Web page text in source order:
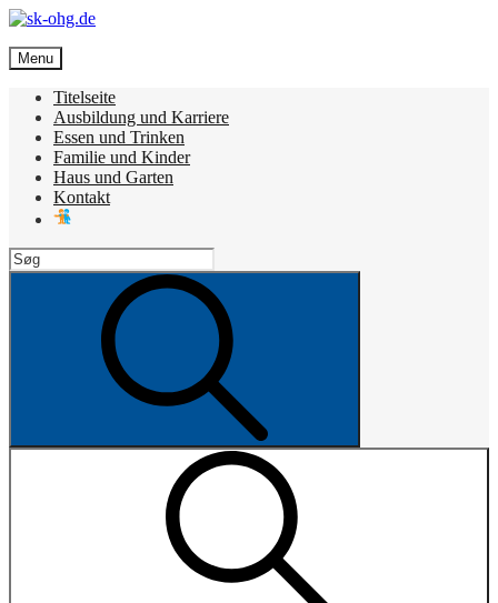
Skip
content
sk-ohg.de
Die besten Neuigkeiten
Menu
Titelseite
Ausbildung und Karriere
Essen und Trinken
Familie und Kinder
Haus und Garten
Kontakt
Search
for: